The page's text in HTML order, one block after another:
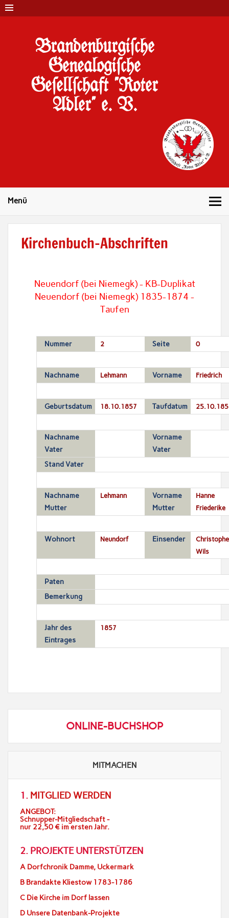
Brandenburgi#che
Genealogi#che
Ge#ell#chaft "Roter
Adler" e. V.
Menü
Kirchenbuch-Abschriften
Neuendorf (bei Niemegk) - KB-Duplikat
Neuendorf (bei Niemegk) 1835-1874 -
Taufen
Nummer 2 Seite 0
Nachname Lehmann Vorname Friedrich
Geburtsdatum 18.10.1857 Taufdatum
Nachname
Vater
Vorname
Vater
Stand Vater
Nachname
Mutter
Lehmann
Vorname
Mutter
Hanne
Friederike
Wohnort Neundorf Einsender
Wils
Paten
Bemerkung
Jahr des
Eintrages
1857
ONLINE-BUCHSHOP
MITMACHEN
1. MITGLIED WERDEN
ANGEBOT:
Schnupper-Mitgliedschaft -
nur 22,50 € im ersten Jahr.
2. PROJEKTE UNTERSTÜTZEN
A Dorfchronik Damme, Uckermark
B Brandakte Kliestow 1783-1786
C Die Kirche im Dorf lassen
D Unsere Datenbank-Projekte